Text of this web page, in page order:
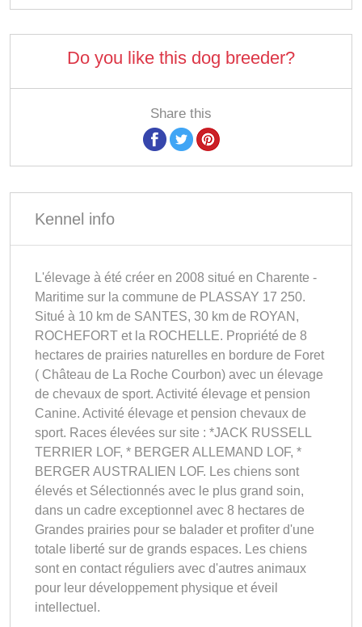
Do you like this dog breeder?
Share this
Kennel info
L'élevage à été créer en 2008 situé en Charente -
Maritime sur la commune de PLASSAY 17 250.
Situé à 10 km de SANTES, 30 km de ROYAN,
ROCHEFORT et la ROCHELLE. Propriété de 8
hectares de prairies naturelles en bordure de Foret
( Château de La Roche Courbon) avec un élevage
de chevaux de sport. Activité élevage et pension
Canine. Activité élevage et pension chevaux de
sport. Races élevées sur site : *JACK RUSSELL
TERRIER LOF, * BERGER ALLEMAND LOF, *
BERGER AUSTRALIEN LOF. Les chiens sont
élevés et Sélectionnés avec le plus grand soin,
dans un cadre exceptionnel avec 8 hectares de
Grandes prairies pour se balader et profiter d'une
totale liberté sur de grands espaces. Les chiens
sont en contact réguliers avec d'autres animaux
pour leur développement physique et éveil
intellectuel.